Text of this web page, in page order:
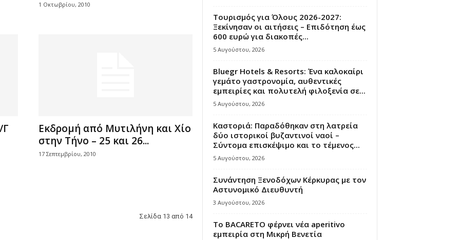
1 Οκτωβρίου, 2010
Εκδρομή από Μυτιλήνη και Χίο
στην Τήνο – 25 και 26...
17 Σεπτεμβρίου, 2010
Σελίδα 13 από 14
Τουρισμός για Όλους 2026-2027:
Ξεκίνησαν οι αιτήσεις – Επιδότηση έως
600 ευρώ για διακοπές...
5 Αυγούστου, 2026
Bluegr Hotels & Resorts: Ένα καλοκαίρι
γεμάτο γαστρονομία, αυθεντικές
εμπειρίες και πολυτελή φιλοξενία σε...
5 Αυγούστου, 2026
Καστοριά: Παραδόθηκαν στη λατρεία
δύο ιστορικοί βυζαντινοί ναοί –
Σύντομα επισκέψιμο και το τέμενος...
5 Αυγούστου, 2026
Συνάντηση Ξενοδόχων Κέρκυρας με τον
Αστυνομικό Διευθυντή
3 Αυγούστου, 2026
Το BACARETO φέρνει νέα aperitivo
εμπειρία στη Μικρή Βενετία